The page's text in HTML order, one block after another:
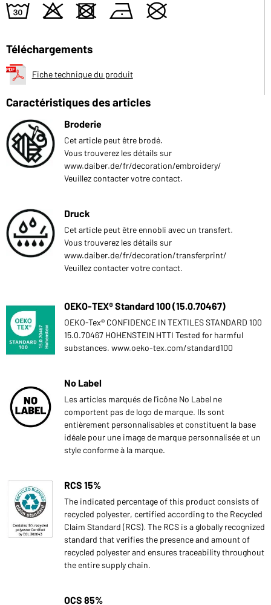
w o d n U
Téléchargements
Fiche technique du produit
Caractéristiques des articles
Broderie
Cet article peut être brodé.
Vous trouverez les détails sur
www.daiber.de/fr/decoration/embroidery/
Veuillez contacter votre contact.
Druck
Cet article peut être ennobli avec un transfert.
Vous trouverez les détails sur
www.daiber.de/fr/decoration/transferprint/
Veuillez contacter votre contact.
OEKO-TEX® Standard 100 (15.0.70467)
OEKO-Tex® CONFIDENCE IN TEXTILES STANDARD 100
15.0.70467 HOHENSTEIN HTTI Tested for harmful
substances. www.oeko-tex.com/standard100
No Label
Les articles marqués de l'icône No Label ne
comportent pas de logo de marque. Ils sont
entièrement personnalisables et constituent la base
idéale pour une image de marque personnalisée et un
style conforme à la marque.
RCS 15%
The indicated percentage of this product consists of
recycled polyester, certified according to the Recycled
Claim Standard (RCS). The RCS is a globally recognized
standard that verifies the presence and amount of
recycled polyester and ensures traceability throughout
the entire supply chain.
OCS 85%